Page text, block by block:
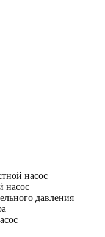
насос
насос
давления